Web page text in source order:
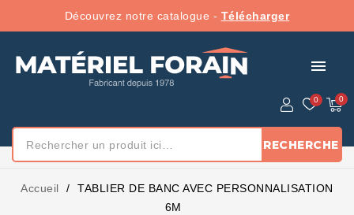
Découvrez notre catalogue - Télécharger
menu
RECHERCHE
Accueil
TABLIER DE BANC AVEC PERSONNALISATION
6M